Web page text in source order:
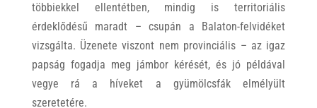
többiekkel ellentétben, mindig is territoriális
érdeklődésű maradt – csupán a Balaton-felvidéket
vizsgálta. Üzenete viszont nem provinciális – az igaz
papság fogadja meg jámbor kérését, és jó példával
vegye rá a híveket a gyümölcsfák elmélyült
szeretetére.